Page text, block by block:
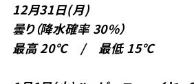
12月31日(月)
曇り（降水確率 30％）
最高 20℃ / 最低 15℃